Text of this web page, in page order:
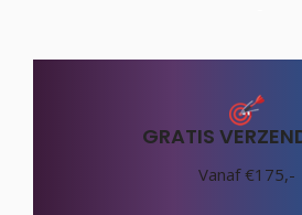
GRATIS
Vanaf €175,-